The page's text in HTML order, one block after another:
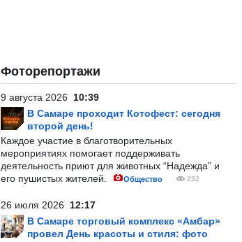
Фоторепортажи
9 августа 2026 10:39
В Самаре проходит Котофест: сегодня
второй день!
Каждое участие в благотворительных
мероприятиях помогает поддерживать
деятельность приют для животных “Надежда” и
его пушистых жителей.
Общество 232
26 июля 2026 12:17
В Самаре торговый комплекс «Амбар»
провел День красоты и стиля: фото